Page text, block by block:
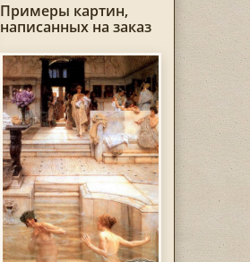
Примеры картин,
написанных на заказ